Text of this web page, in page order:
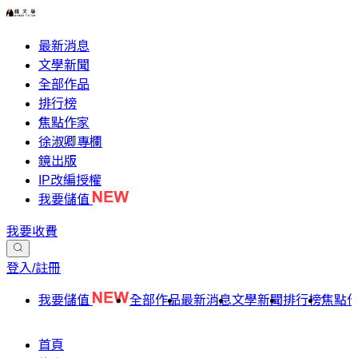
最新消息
文學新聞
全部作品
排行榜
焦點作家
徐淑卿專欄
鏡出版
IP改編授權
我要儲值
我要收費
登入/註冊
我要儲值 全部作品最新消息文學新聞排行榜焦點
首頁